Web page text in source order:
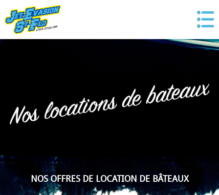
NOS OFFRES DE LOCATION DE BÂTEAUX